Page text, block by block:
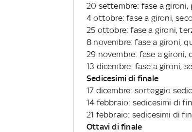
20 settembre: fase a gironi,
4 ottobre: fase a gironi,
25 ottobre: fase a gironi,
8 novembre: fase a gironi,
29 novembre: fase a gironi,
13 dicembre: fase a gironi,
Sedicesimi di finale
17 dicembre: sorteggio
14 febbraio: sedicesimi di
21 febbraio: sedicesimi di
Ottavi di finale